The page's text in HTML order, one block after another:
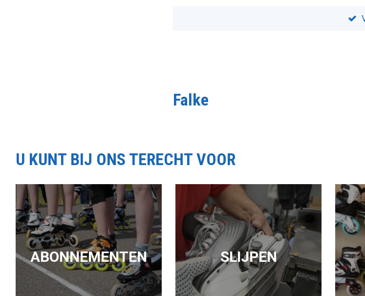
Falke
U KUNT BIJ ONS TERECHT VOOR
ABONNEMENTEN SLIJPEN